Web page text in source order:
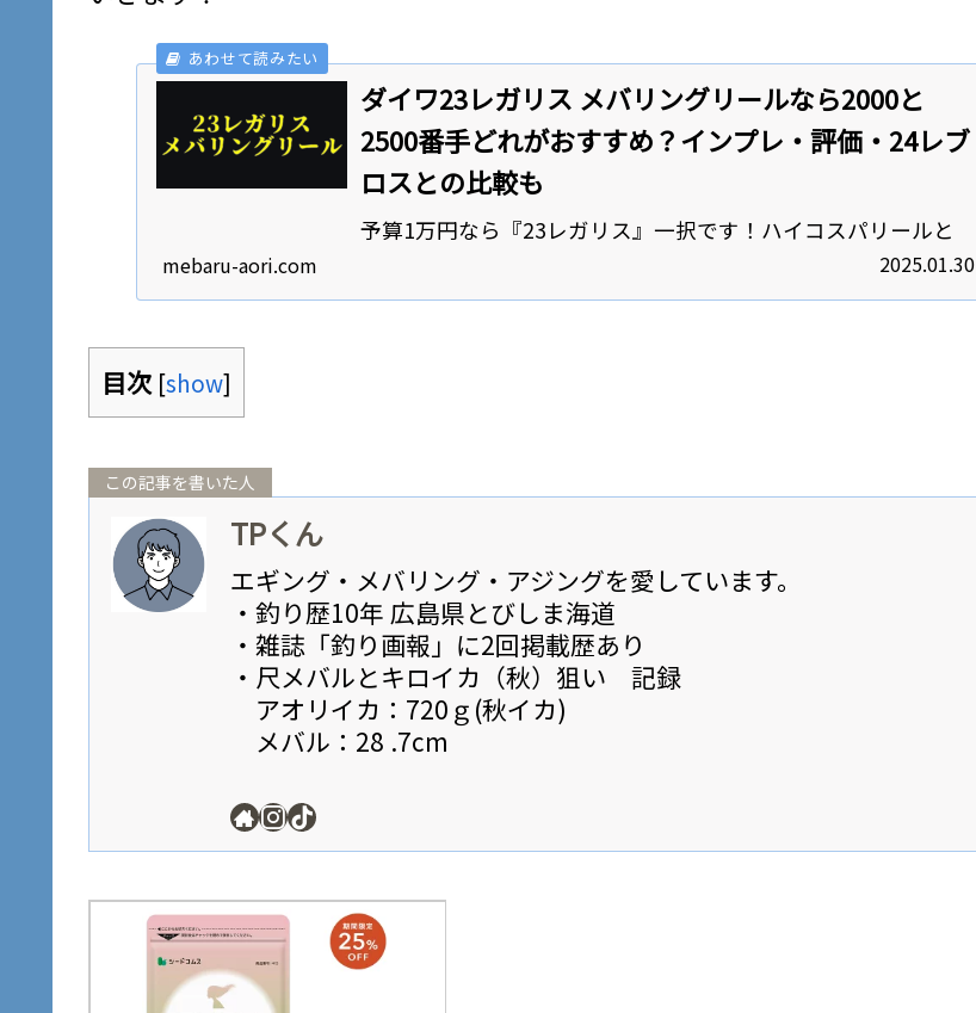
ダイワ23レガリス メバリングリールなら2000と
2500番手どれがおすすめ？インプレ・評価・24レブ
ロスとの比較も
予算1万円なら『23レガリス』一択です！ハイコスパリールと
して名高い『23レガリス』のインプレです！・メバリングでレ
ガリスを選ぶ際、どれを選べば良い？・スペック一覧が見てみ
mebaru-aori.com 2025.01.30
目次 [show]
この記事を書いた人
TPくん
エギング・メバリング・アジングを愛しています。
・釣り歴10年 広島県とびしま海道
・雑誌「釣り画報」に2回掲載歴あり
・尺メバルとキロイカ（秋）狙い 記録
アオリイカ：720ｇ(秋イカ)
メバル：28 .7cm